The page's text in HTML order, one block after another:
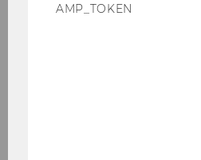
AMP_TOKEN